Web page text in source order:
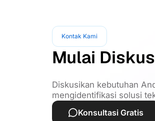
Kontak Kami
Mulai
Diskusikan kebutuhan
mengidentifikasi solusi
Konsultasi Gratis